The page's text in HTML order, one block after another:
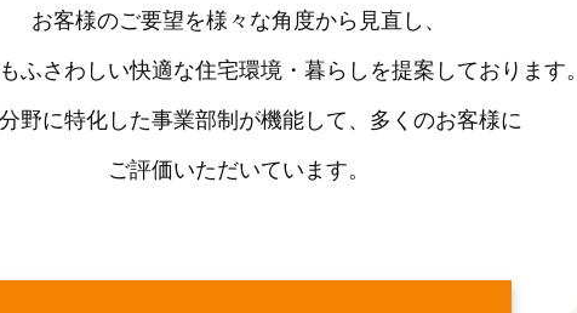
お客様のご要望を様々な角度から見直し、
ふさわしい快適な住宅環境・暮らしを提案しております。
野に特化した事業部制が機能して、多くのお客様に
ご評価いただいています。